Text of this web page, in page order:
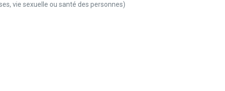
vie sexuelle ou santé des personnes)